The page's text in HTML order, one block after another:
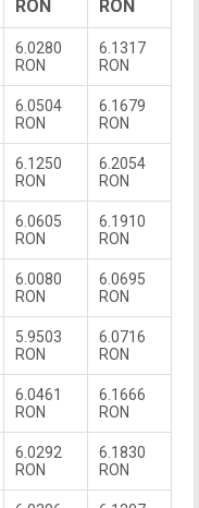
RON
RON
6.0280
RON
6.1317
RON
6.0504
RON
6.1679
RON
6.1250
RON
6.2054
RON
6.0605
RON
6.1910
RON
6.0080
RON
6.0695
RON
5.9503
RON
6.0716
RON
6.0461
RON
6.1666
RON
6.0292
RON
6.1830
RON